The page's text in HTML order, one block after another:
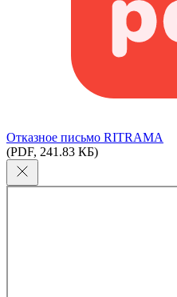
Отказное письмо RITRAMA
(PDF, 241.83 КБ)